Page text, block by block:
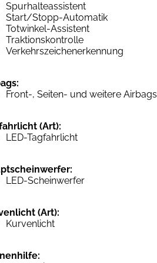
Spurhalteassistent
Start/Stopp-Automatik
Totwinkel-Assistent
Traktionskontrolle
Verkehrszeichenerkennung
Front-, Seiten- und weitere Airbags
(Art):
LED-Tagfahrlicht
LED-Scheinwerfer
(Art):
Kurvenlicht